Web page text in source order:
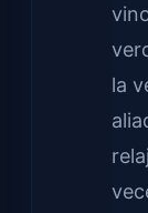
la